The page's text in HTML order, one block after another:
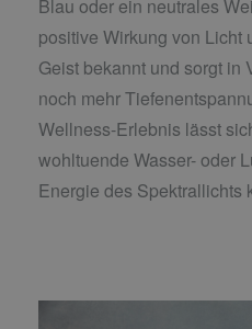
Blau oder ein neutrales
positive Wirkung von Licht
Geist bekannt und sorgt in
noch mehr
Wellness-Erlebnis lässt
wohltuende Wasser- oder
Energie des Spektrallichts